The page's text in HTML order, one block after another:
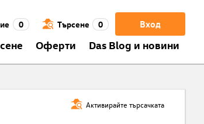
Вход
0 Търсене 0
Оферти Das Blog и новини
Активирайте търсачката